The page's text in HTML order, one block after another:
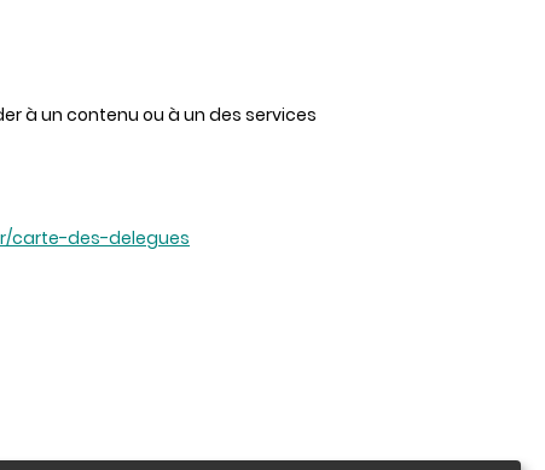
à un contenu ou à un des services
carte-des-delegues